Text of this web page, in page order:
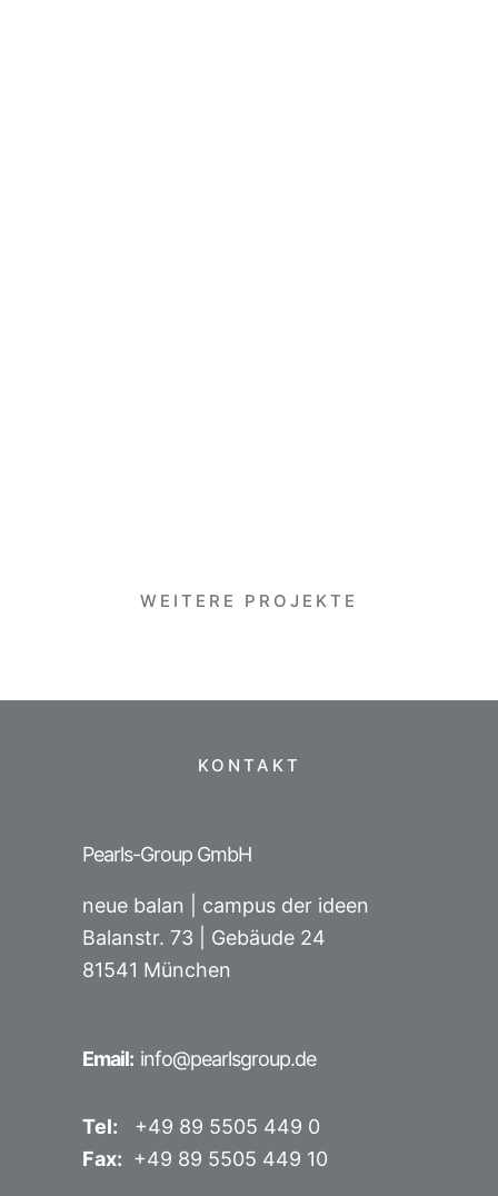
WEITERE PROJEKTE
KONTAKT
Pearls-Group GmbH
neue balan | campus der ideen
Balanstr. 73 | Gebäude 24
81541 München
Email: info@pearlsgroup.de
Tel: +49 89 5505 449 0
Fax: +49 89 5505 449 10